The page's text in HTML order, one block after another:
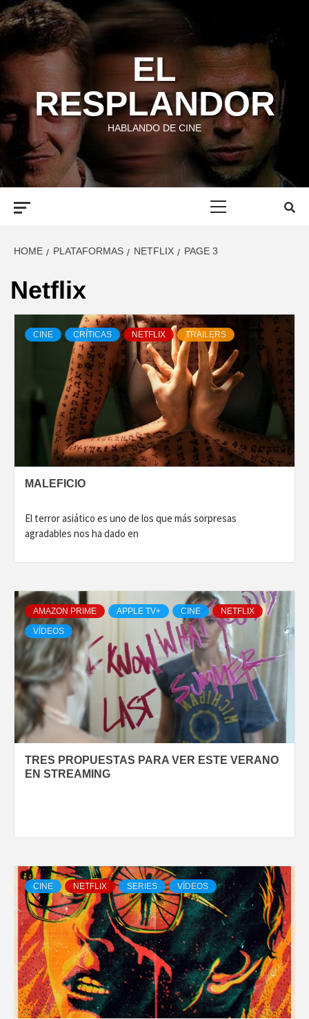
Skip
to
EL
RESPLANDOR
HABLANDO DE CINE
HOME PLATAFORMAS NETFLIX PAGE 3
Netflix
CINE CRÍTICAS NETFLIX TRAILERS
MALEFICIO
El terror asiático es uno de los que más sorpresas
agradables nos ha dado en
AMAZON PRIME APPLE TV+ CINE NETFLIX
VÍDEOS
TRES PROPUESTAS PARA VER ESTE VERANO
EN STREAMING
CINE NETFLIX SERIES VÍDEOS